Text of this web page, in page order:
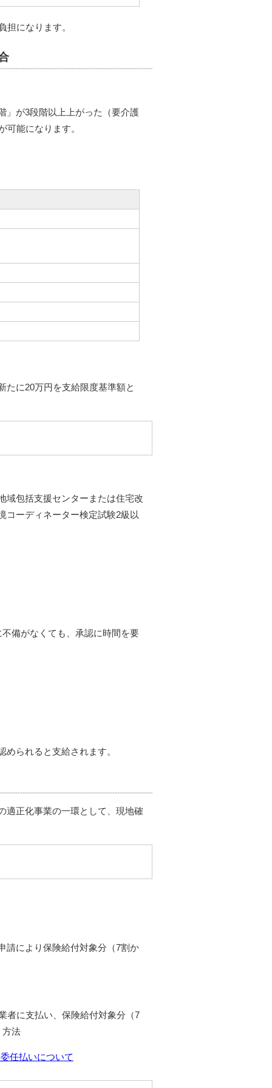
担になります。
」が3段階以上上がった（要介護
可能になります。
たに20万円を支給限度基準額と
包括支援センターまたは住宅改
コーディネーター検定試験2級以
備がなくても、承認に時間を要
られると支給されます。
適正化事業の一環として、現地確
請により保険給付対象分（7割か
者に支払い、保険給付対象分（7
方法
任払いについて